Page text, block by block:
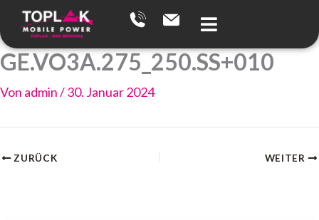
Zum
Inhalt
springen
GE.VO3A.275_250.SS+010
Von admin/30. Januar 2024
ZURÜCK WEITER